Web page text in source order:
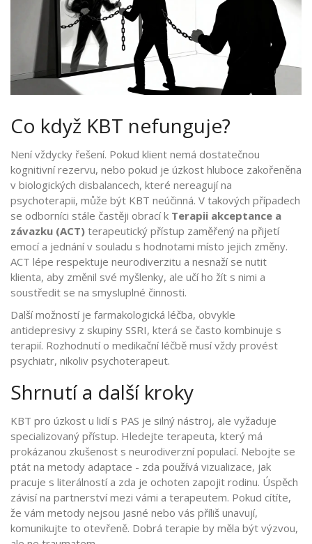
Co když KBT nefunguje?
Není vždycky řešení. Pokud klient nemá dostatečnou
kognitivní rezervu, nebo pokud je úzkost hluboce zakořeněna
v biologických disbalancech, které nereagují na
psychoterapii, může být KBT neúčinná. V takových případech
se odborníci stále častěji obrací k Terapii akceptance a
závazku (ACT) terapeutický přístup zaměřený na přijetí
emocí a jednání v souladu s hodnotami místo jejich změny.
ACT lépe respektuje neurodiverzitu a nesnaží se nutit
klienta, aby změnil své myšlenky, ale učí ho žít s nimi a
soustředit se na smysluplné činnosti.
Další možností je farmakologická léčba, obvykle
antidepresivy z skupiny SSRI, která se často kombinuje s
terapií. Rozhodnutí o medikační léčbě musí vždy provést
psychiatr, nikoliv psychoterapeut.
Shrnutí a další kroky
KBT pro úzkost u lidí s PAS je silný nástroj, ale vyžaduje
specializovaný přístup. Hledejte terapeuta, který má
prokázanou zkušenost s neurodiverzní populací. Nebojte se
ptát na metody adaptace - zda používá vizualizace, jak
pracuje s literálností a zda je ochoten zapojit rodinu. Úspěch
závisí na partnerství mezi vámi a terapeutem. Pokud cítíte,
že vám metody nejsou jasné nebo vás příliš unavují,
komunikujte to otevřeně. Dobrá terapie by měla být výzvou,